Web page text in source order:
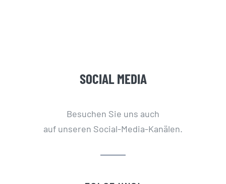
SOCIAL MEDIA
Besuchen Sie uns auch
auf unseren Social-Media-Kanälen.